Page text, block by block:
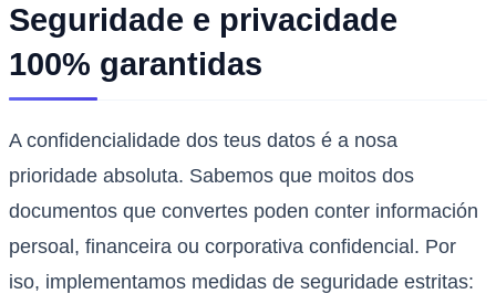
Seguridade e privacidade
100% garantidas
A confidencialidade dos teus datos é a nosa
prioridade absoluta. Sabemos que moitos dos
documentos que convertes poden conter información
persoal, financeira ou corporativa confidencial. Por
iso, implementamos medidas de seguridade estritas: